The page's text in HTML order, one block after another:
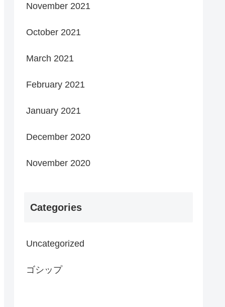
November 2021
October 2021
March 2021
February 2021
January 2021
December 2020
November 2020
Categories
Uncategorized
ゴシップ